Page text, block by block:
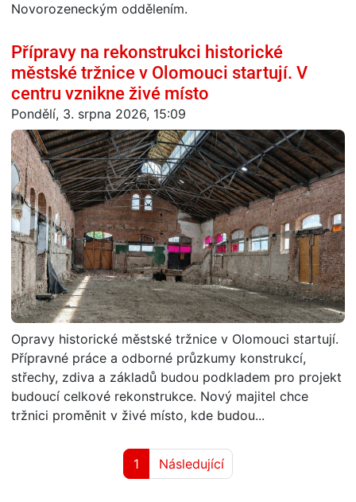
Novorozeneckým oddělením.
Přípravy na rekonstrukci historické
městské tržnice v Olomouci startují. V
centru vznikne živé místo
Pondělí, 3. srpna 2026, 15:09
Opravy historické městské tržnice v Olomouci startují.
Přípravné práce a odborné průzkumy konstrukcí,
střechy, zdiva a základů budou podkladem pro projekt
budoucí celkové rekonstrukce. Nový majitel chce
tržnici proměnit v živé místo, kde budou...
1 Následující